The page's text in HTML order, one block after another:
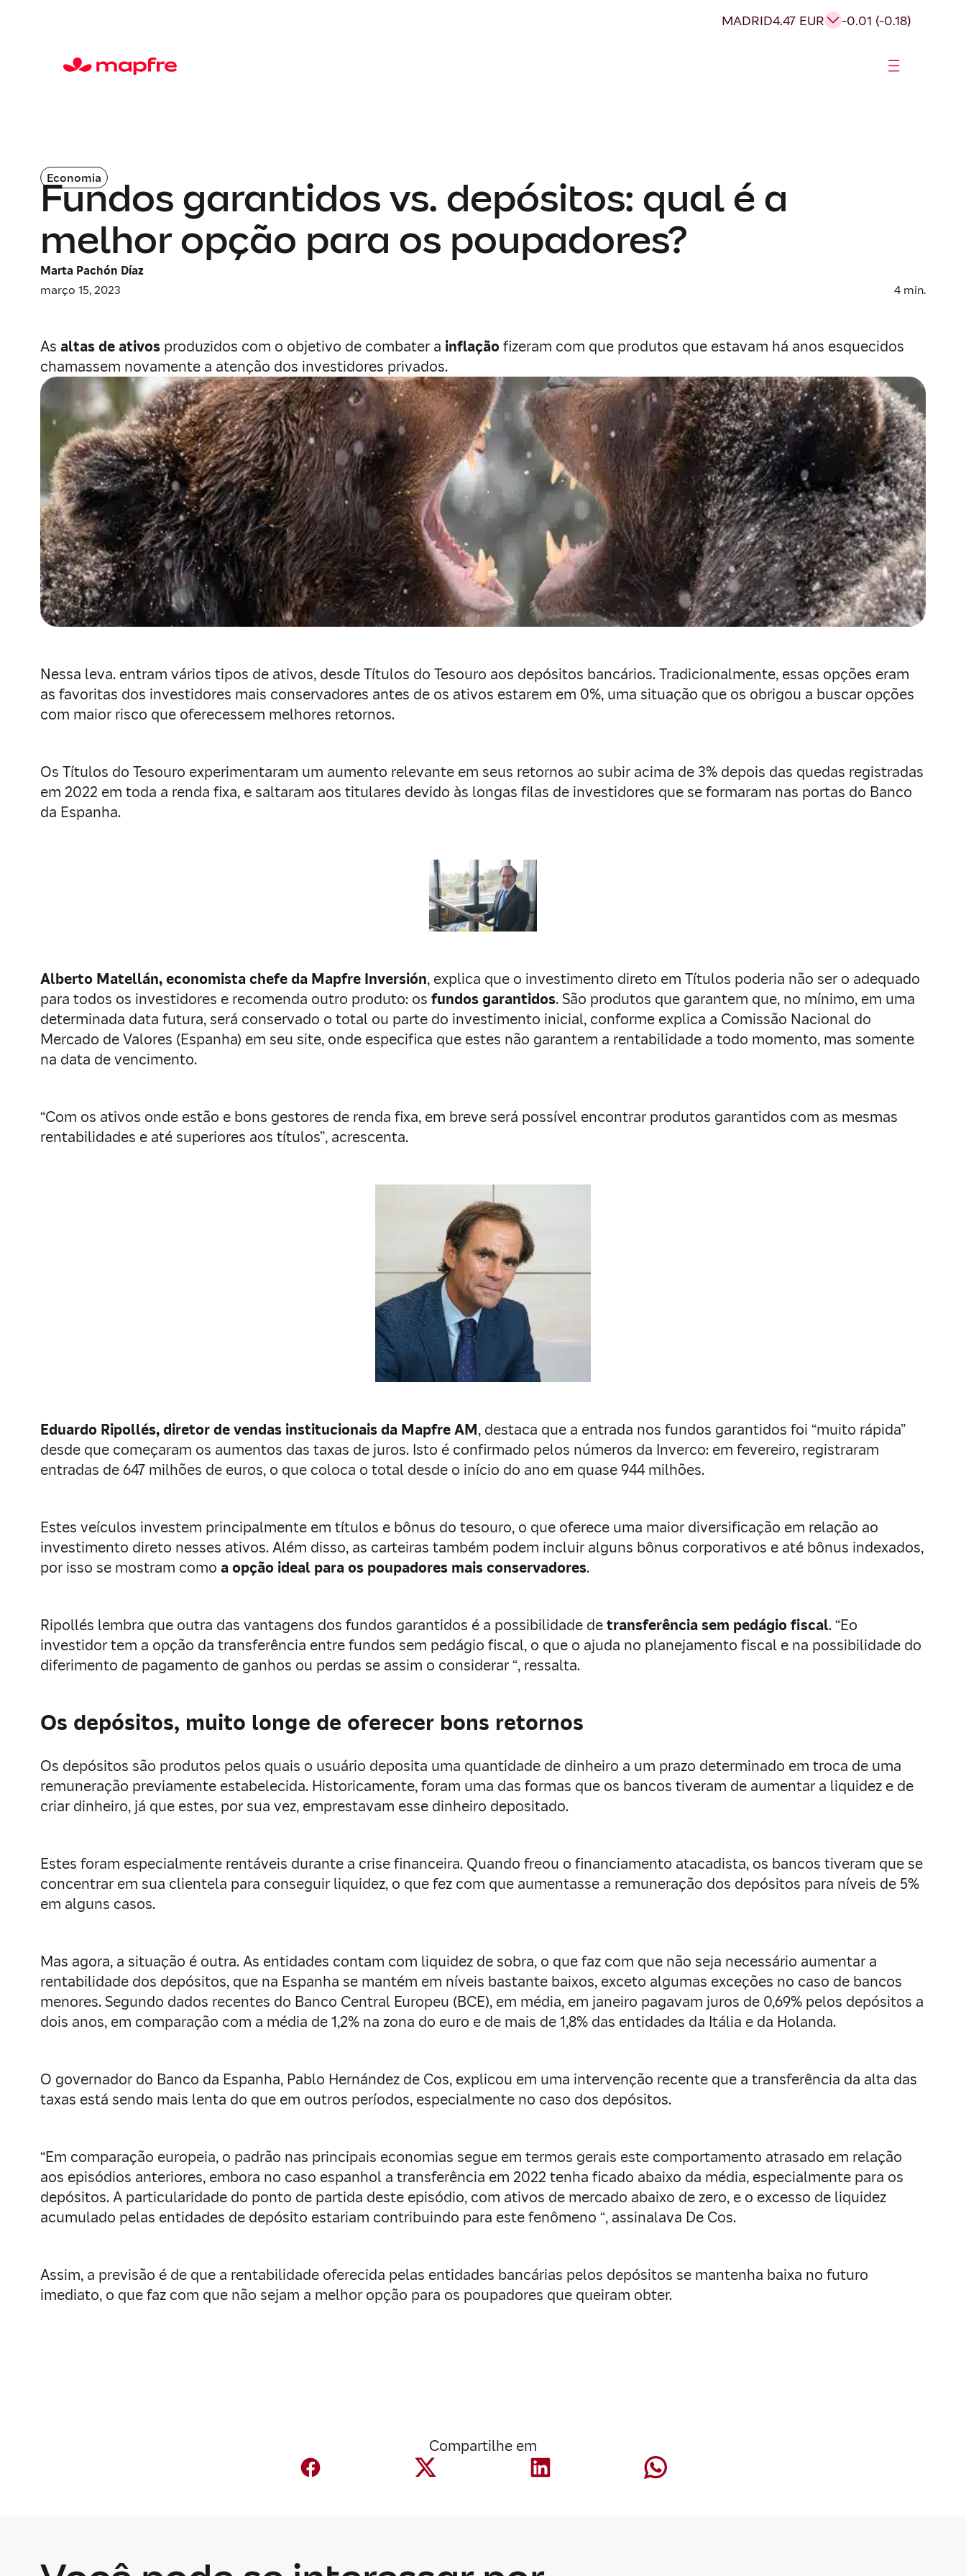
MADRID4.47 EUR -0.01 (-0.18)
Economia
Fundos garantidos vs. depósitos: qual é a
melhor opção para os poupadores?
Marta Pachón Díaz
março 15, 2023
4 min.
As altas de ativos produzidos com o objetivo de combater a inflaçãofizeram com que produtos que estavam há anos esquecidos
chamassem novamente a atenção dos investidores privados.
Nessa leva. entram vários tipos de ativos, desde Títulos do Tesouro aos depósitos bancários. Tradicionalmente, essas opções eram
as favoritas dos investidores mais conservadores antes de os ativos estarem em 0%, uma situação que os obrigou a buscar opções
com maior risco que oferecessem melhores retornos.
Os Títulos do Tesouro experimentaram um aumento relevante em seus retornos ao subir acima de 3% depois das quedas registradas
em 2022 em toda a renda fixa, e saltaram aos titulares devido às longas filas de investidores que se formaram nas portas do Banco
da Espanha.
Alberto Matellán, economista chefe da Mapfre Inversión, explica que o investimento direto em Títulos poderia não ser o adequado
para todos os investidores e recomenda outro produto: os fundos garantidos. São produtos que garantem que, no mínimo, em uma
determinada data futura, será conservado o total ou parte do investimento inicial, conforme explica a Comissão Nacional do
Mercado de Valores (Espanha) em seu site, onde especifica que estes não garantem a rentabilidade a todo momento, mas somente
na data de vencimento.
“Com os ativos onde estão e bons gestores de renda fixa, em breve será possível encontrar produtos garantidos com as mesmas
rentabilidades e até superiores aos títulos”, acrescenta.
Eduardo Ripollés, diretor de vendas institucionais da Mapfre AM, destaca que a entrada nos fundos garantidos foi “muito rápida”
desde que começaram os aumentos das taxas de juros. Isto é confirmado pelos números da Inverco: em fevereiro, registraram
entradas de 647 milhões de euros, o que coloca o total desde o início do ano em quase 944 milhões.
Estes veículos investem principalmente em títulos e bônus do tesouro, o que oferece uma maior diversificação em relação ao
investimento direto nesses ativos. Além disso, as carteiras também podem incluir alguns bônus corporativos e até bônus indexados,
por isso se mostram como a opção ideal para os poupadores mais conservadores.
Ripollés lembra que outra das vantagens dos fundos garantidos é a possibilidade detransferência sem pedágio fiscal. “Eo
investidor tem a opção da transferência entre fundos sem pedágio fiscal, o que o ajuda no planejamento fiscal e na possibilidade do
diferimento de pagamento de ganhos ou perdas se assim o considerar “, ressalta.
Os depósitos, muito longe de oferecer bons retornos
Os depósitos são produtos pelos quais o usuário deposita uma quantidade de dinheiro a um prazo determinado em troca de uma
remuneração previamente estabelecida. Historicamente, foram uma das formas que os bancos tiveram de aumentar a liquidez e de
criar dinheiro, já que estes, por sua vez, emprestavam esse dinheiro depositado.
Estes foram especialmente rentáveis durante a crise financeira. Quando freou o financiamento atacadista, os bancos tiveram que se
concentrar em sua clientela para conseguir liquidez, o que fez com que aumentasse a remuneração dos depósitos para níveis de 5%
em alguns casos.
Mas agora, a situação é outra. As entidades contam com liquidez de sobra, o que faz com que não seja necessário aumentar a
rentabilidade dos depósitos, que na Espanha se mantém em níveis bastante baixos, exceto algumas exceções no caso de bancos
menores. Segundo dados recentes do Banco Central Europeu (BCE), em média, em janeiro pagavam juros de 0,69% pelos depósitos a
dois anos, em comparação com a média de 1,2% na zona do euro e de mais de 1,8% das entidades da Itália e da Holanda.
O governador do Banco da Espanha, Pablo Hernández de Cos, explicou em uma intervenção recente que a transferência da alta das
taxas está sendo mais lenta do que em outros períodos, especialmente no caso dos depósitos.
“Em comparação europeia, o padrão nas principais economias segue em termos gerais este comportamento atrasado em relação
aos episódios anteriores, embora no caso espanhol a transferência em 2022 tenha ficado abaixo da média, especialmente para os
depósitos. A particularidade do ponto de partida deste episódio, com ativos de mercado abaixo de zero, e o excesso de liquidez
acumulado pelas entidades de depósito estariam contribuindo para este fenômeno “, assinalava De Cos.
Assim, a previsão é de que a rentabilidade oferecida pelas entidades bancárias pelos depósitos se mantenha baixa no futuro
imediato, o que faz com que não sejam a melhor opção para os poupadores que queiram obter.
Compartilhe em